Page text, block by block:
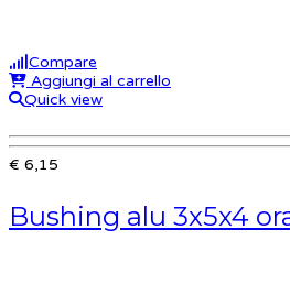
Compare
Aggiungi al carrello
Quick view
€ 6,15
Bushing alu 3x5x4